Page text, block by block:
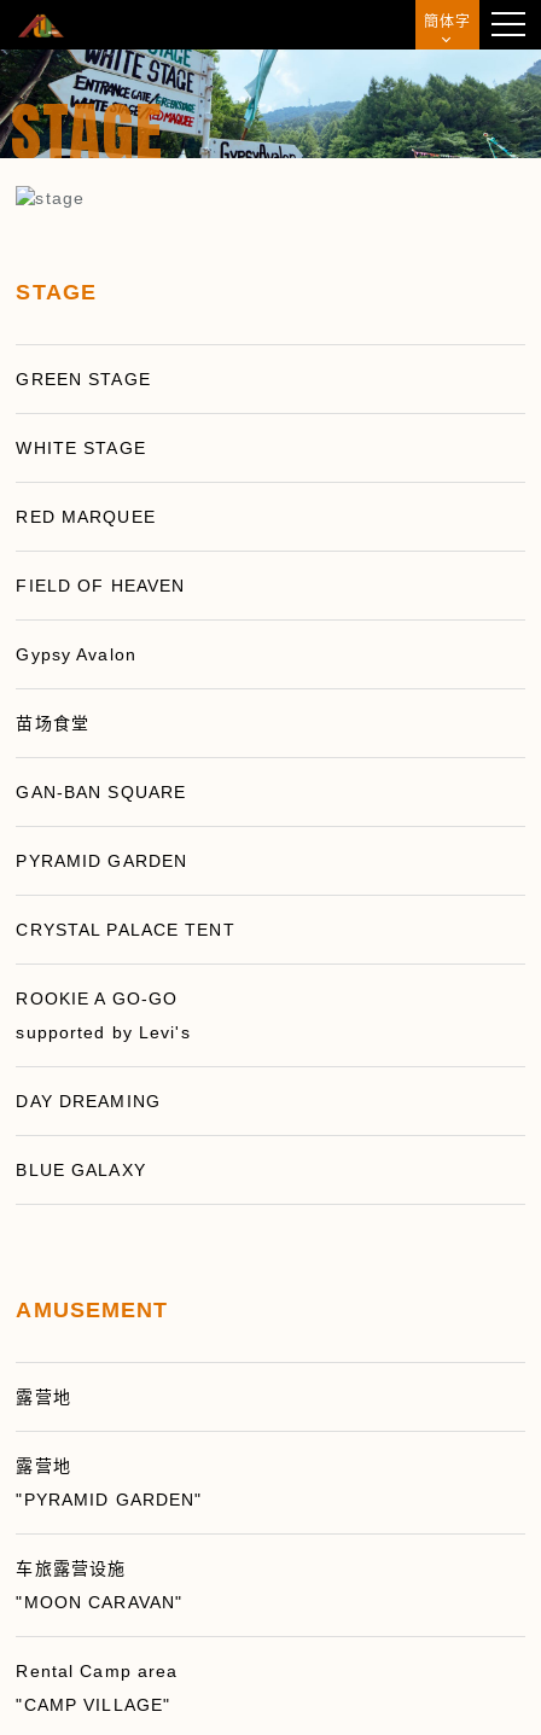
簡体字
消息
STAGE
STAGE
GREEN STAGE
WHITE STAGE
RED MARQUEE
FIELD OF HEAVEN
Gypsy Avalon
苗场食堂
GAN-BAN SQUARE
PYRAMID GARDEN
CRYSTAL PALACE TENT
ROOKIE A GO-GO
supported by Levi's
DAY DREAMING
BLUE GALAXY
AMUSEMENT
露营地
露营地
"PYRAMID GARDEN"
车旅露营设施
"MOON CARAVAN"
Rental Camp area
"CAMP VILLAGE"